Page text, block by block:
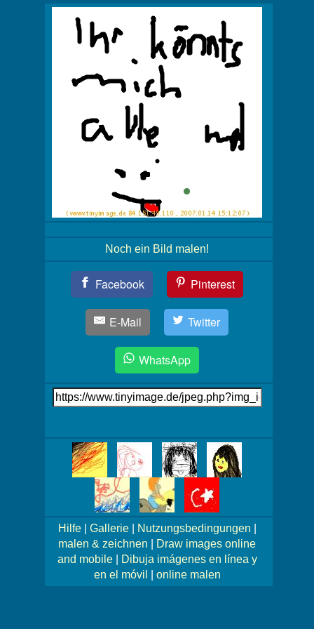
Noch ein Bild malen!
Facebook Pinterest
E-Mail Twitter
WhatsApp
Link
auf's
Mehr
Bilder!
Hilfe| Gallerie| Nutzungsbedingungen
malen & zeichnen
Draw images online
and mobile|
Dibuja imágenes en línea y
en el móvil
online malen